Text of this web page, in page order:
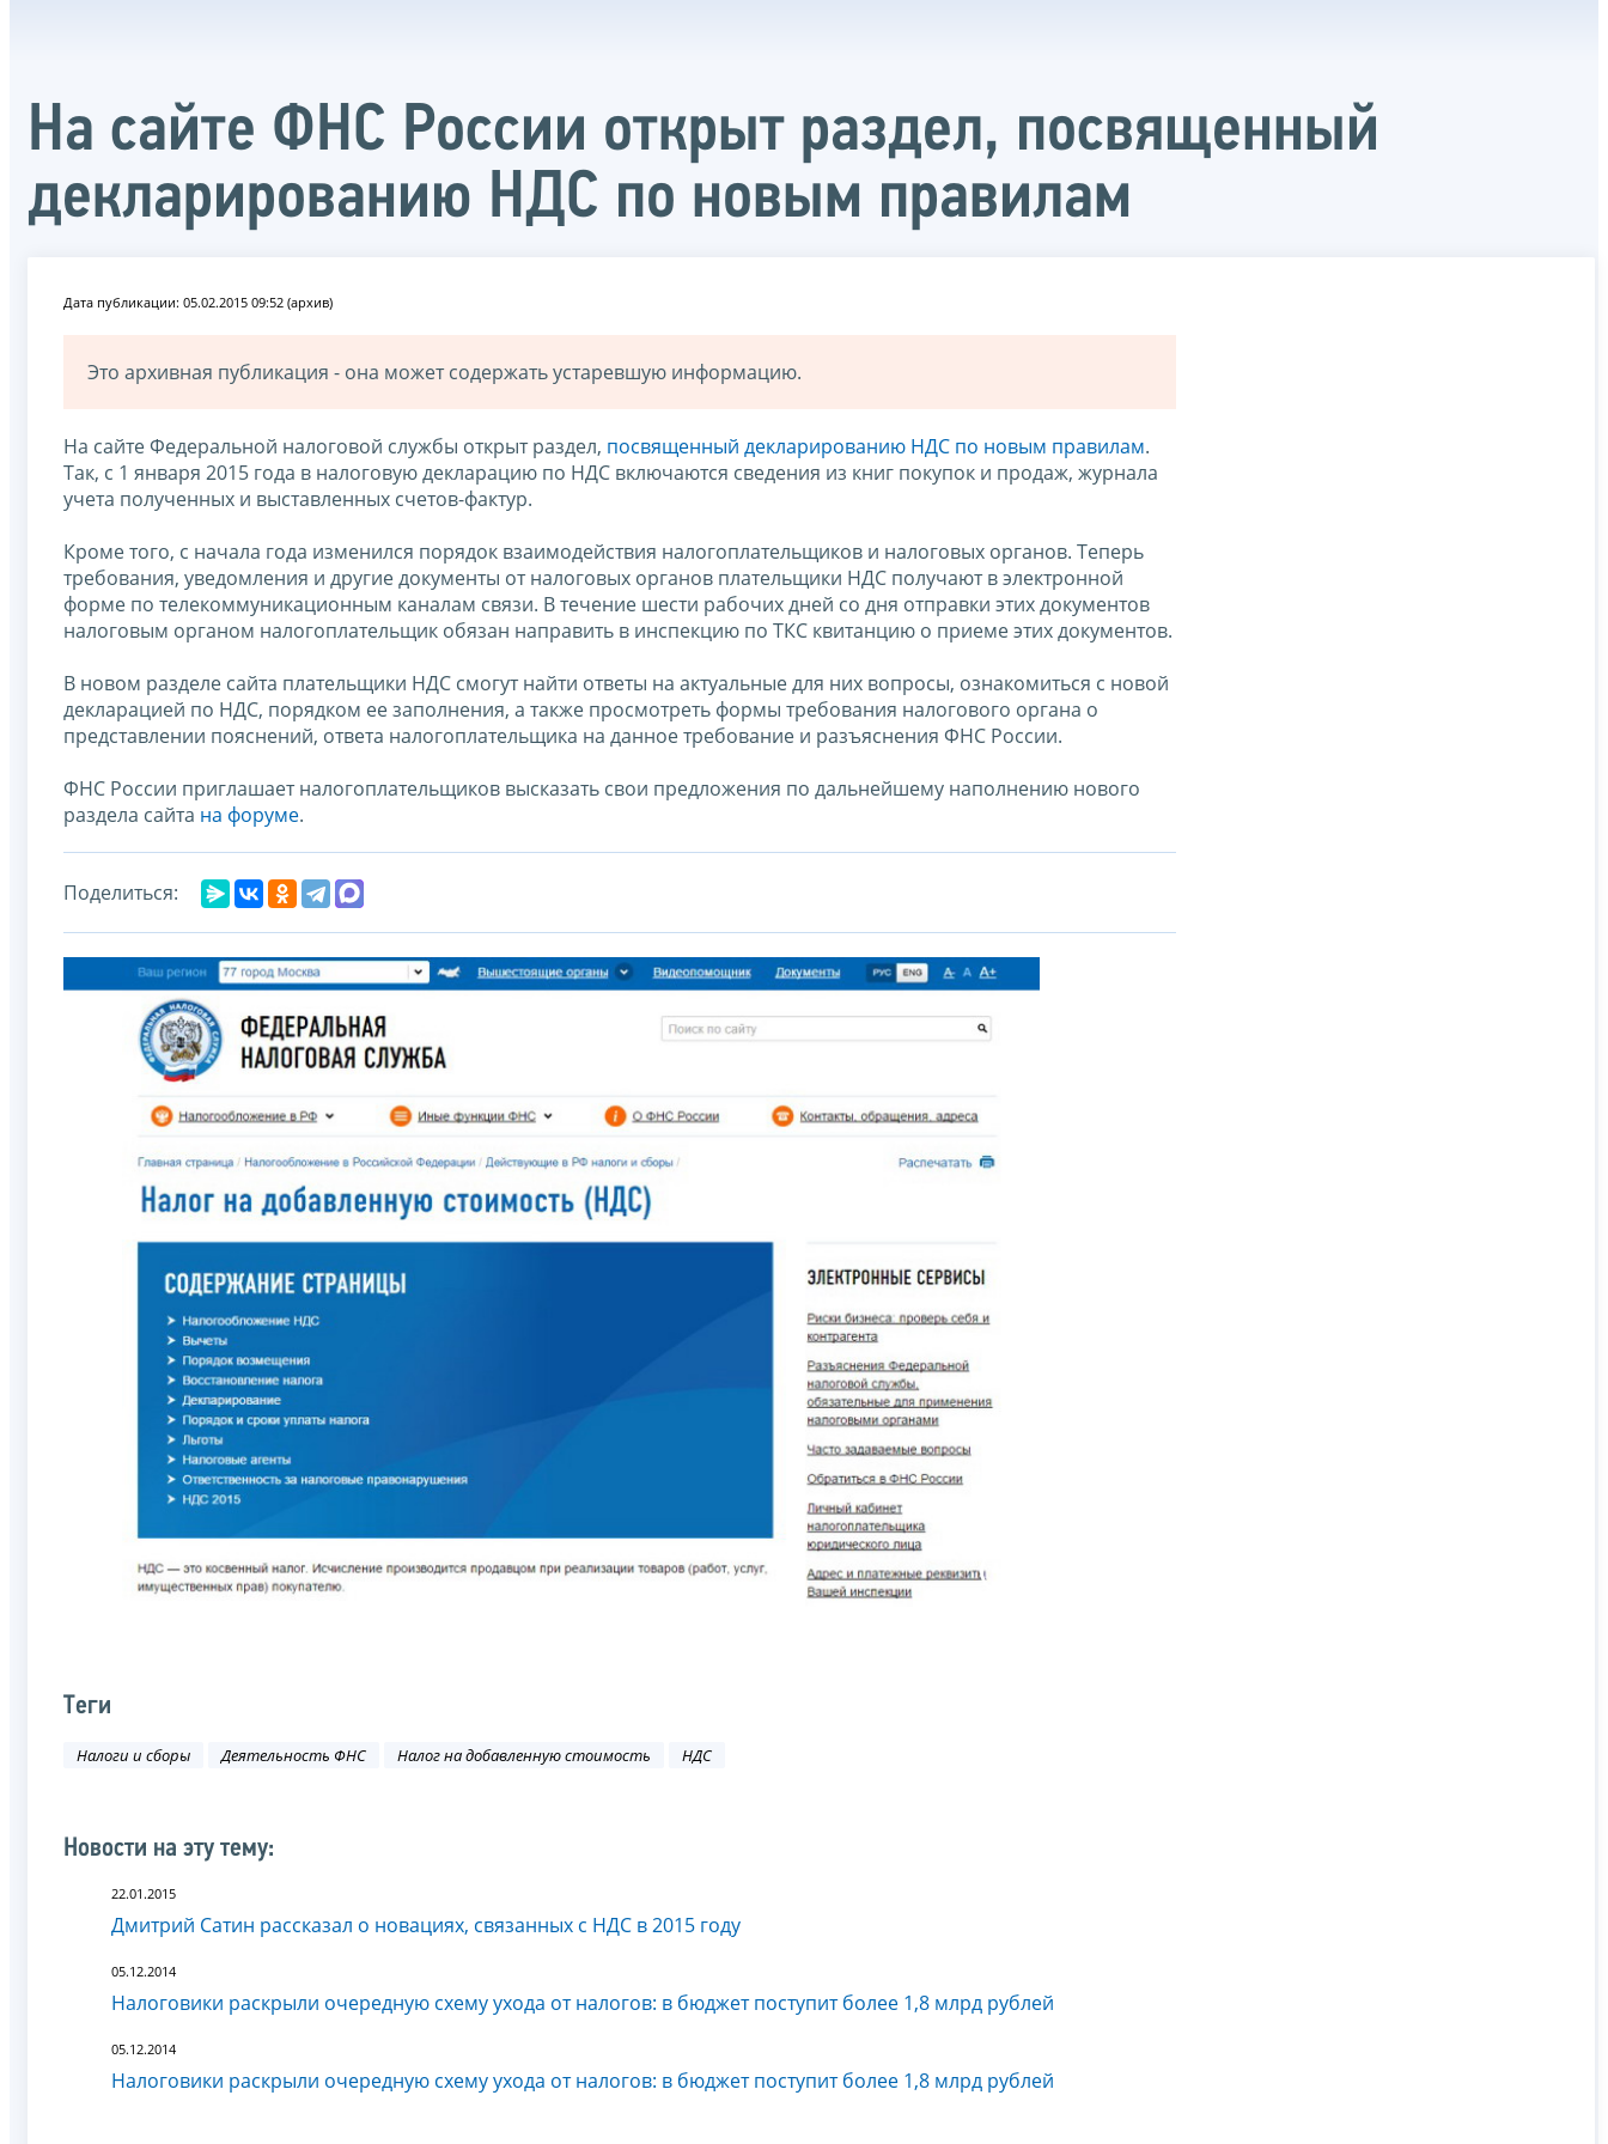
На сайте ФНС России открыт раздел, посвященный
декларированию НДС по новым правилам
Дата публикации: 05.02.2015 09:52 (архив)
Это архивная публикация - она может содержать устаревшую информацию.
На сайте Федеральной налоговой службы открыт раздел, посвященный декларированию НДС по новым правилам.
Так, с 1 января 2015 года в налоговую декларацию по НДС включаются сведения из книг покупок и продаж, журнала
учета полученных и выставленных счетов-фактур.
Кроме того, с начала года изменился порядок взаимодействия налогоплательщиков и налоговых органов. Теперь
требования, уведомления и другие документы от налоговых органов плательщики НДС получают в электронной
форме по телекоммуникационным каналам связи. В течение шести рабочих дней со дня отправки этих документов
налоговым органом налогоплательщик обязан направить в инспекцию по ТКС квитанцию о приеме этих документов.
В новом разделе сайта плательщики НДС смогут найти ответы на актуальные для них вопросы, ознакомиться с новой
декларацией по НДС, порядком ее заполнения, а также просмотреть формы требования налогового органа о
представлении пояснений, ответа налогоплательщика на данное требование и разъяснения ФНС России.
ФНС России приглашает налогоплательщиков высказать свои предложения по дальнейшему наполнению нового
раздела сайта на форуме.
Поделиться:
Теги
Налоги и сборы Деятельность ФНС Налог на добавленную стоимость НДС
Новости на эту тему:
22.01.2015
Дмитрий Сатин рассказал о новациях, связанных с НДС в 2015 году
05.12.2014
Налоговики раскрыли очередную схему ухода от налогов: в бюджет поступит более 1,8 млрд рублей
05.12.2014
Налоговики раскрыли очередную схему ухода от налогов: в бюджет поступит более 1,8 млрд рублей